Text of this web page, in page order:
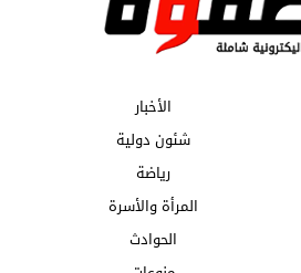
الأخبار
شئون دولية
رياضة
المرأة والأسرة
الحوادث